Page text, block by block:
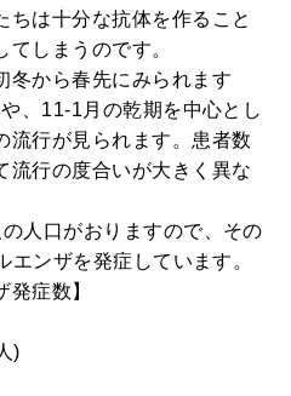
ちは十分な抗体を作ること
しまうのです。
冬から春先にみられます
、11-1月の乾期を中心とし
流行が見られます。患者数
流行の度合いが大きく異な
人口がおりますので、その
ンザを発症しています。
発症数】
)